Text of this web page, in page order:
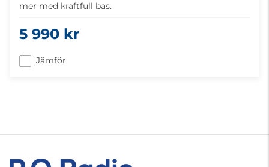
mer med kraftfull bas.
5 990 kr
Jämför